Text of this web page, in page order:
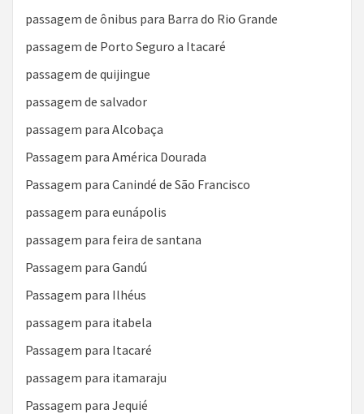
passagem de ônibus para Barra do Rio Grande
passagem de Porto Seguro a Itacaré
passagem de quijingue
passagem de salvador
passagem para Alcobaça
Passagem para América Dourada
Passagem para Canindé de São Francisco
passagem para eunápolis
passagem para feira de santana
Passagem para Gandú
Passagem para Ilhéus
passagem para itabela
Passagem para Itacaré
passagem para itamaraju
Passagem para Jequié